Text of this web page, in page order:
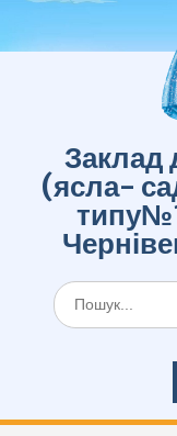
Заклад
(ясла-
Шукати: